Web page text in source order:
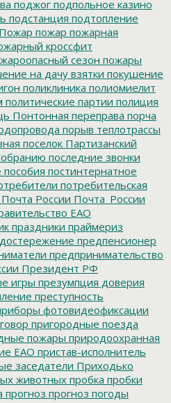
поджог подпольное казино
подстанция подтопление
Пожар пожар пожарная
кроссфит
сезон пожары
на дачу взятки покушение
поликлиника полиомиелит
политические партии полиция
Понтонная переправа порча
порыв теплотрассы
поселок Партизанский
последние звонки
пособия постинтернатное
потребительская
Почта России Почта_России
ЕАО
праздники праймериз
предпенсионер
предпринимательство
Президент РФ
игры презумпция доверия
преступность
фотовидеофиксации
пригородные поезда
пожары природоохранная
ЕАО пристав-исполнитель
заседатели Приходько
животных пробка пробки
прогноз прогноз погоды